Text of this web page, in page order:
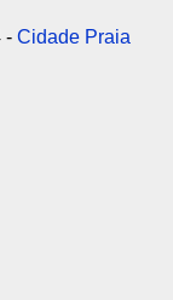
- Cidade Praia